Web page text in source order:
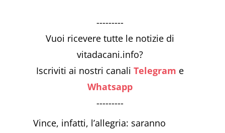
---------
Vuoi ricevere tutte le notizie di
vitadacani.info?
Iscriviti ai nostri canaliTelegram e
Whatsapp
---------
Vince, infatti, l’allegria: saranno